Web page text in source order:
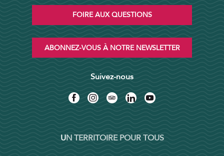
FOIRE AUX QUESTIONS
ABONNEZ-VOUS À NOTRE NEWSLETTER
Suivez-nous
UN TERRITOIRE POUR TOUS